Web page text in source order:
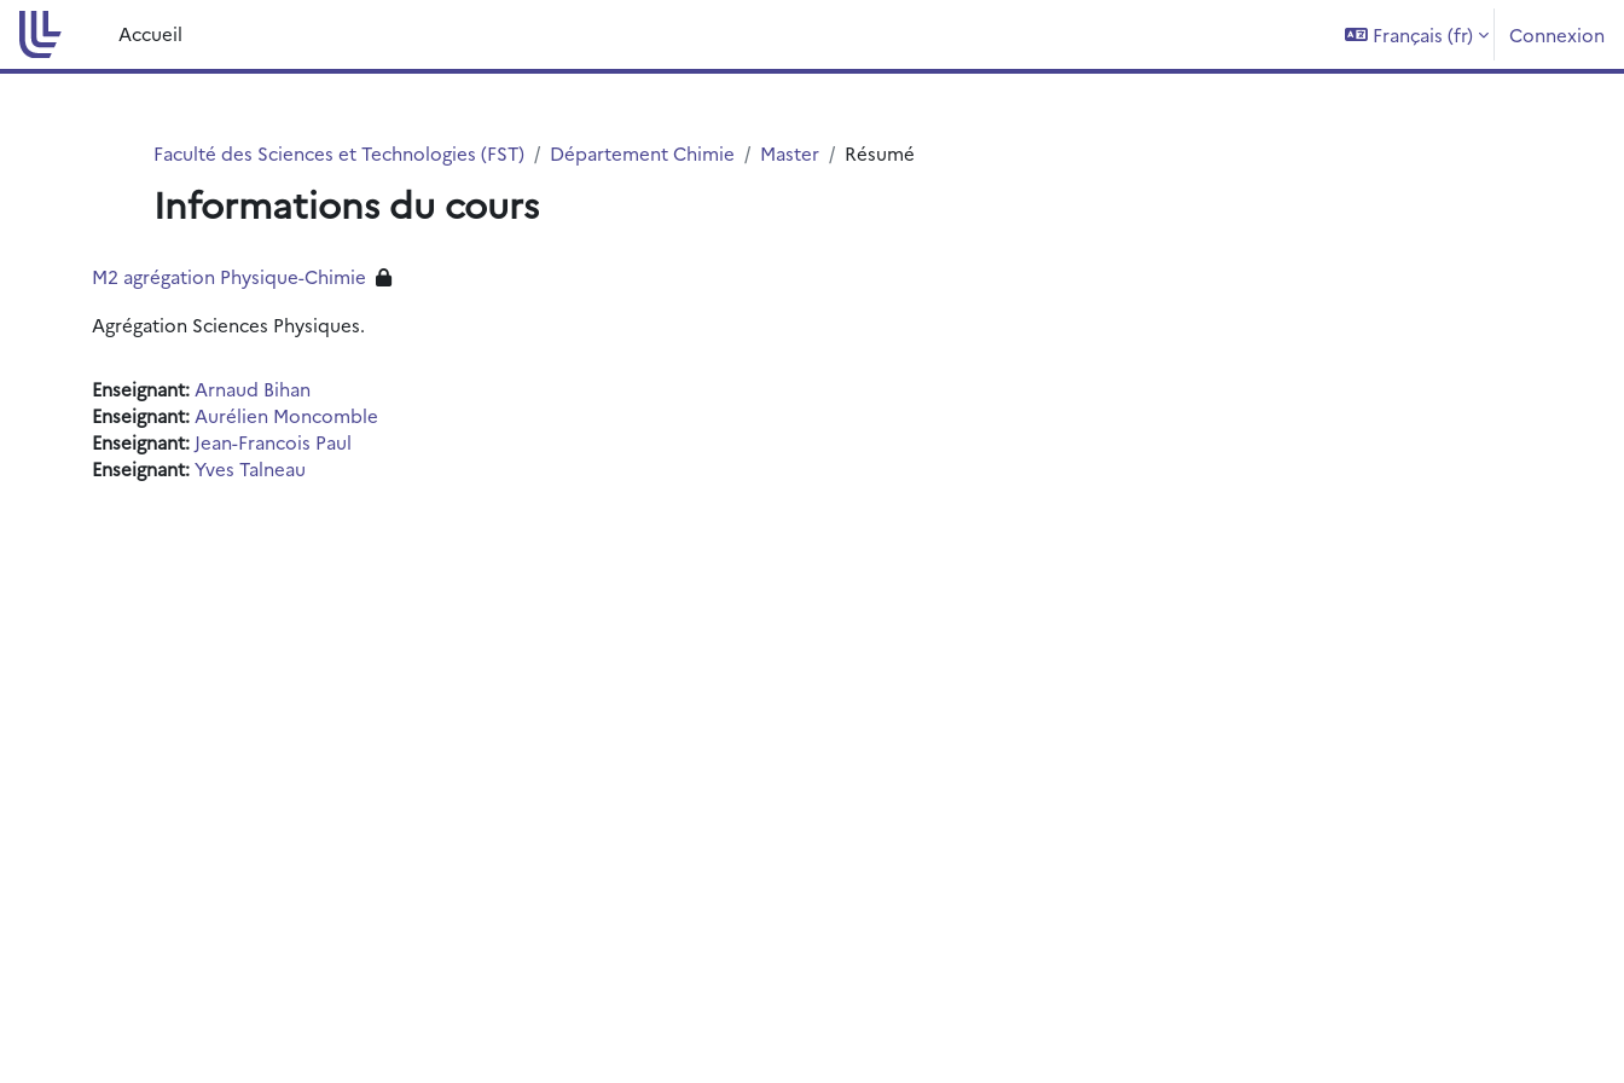
Passer au contenu principal
Accueil
Français ‎(fr)‎ Connexion
Faculté des Sciences et Technologies (FST) Département Chimie Master Résumé
Informations du cours
M2 agrégation Physique-Chimie
Agrégation Sciences Physiques.
Enseignant: Arnaud Bihan
Enseignant: Aurélien Moncomble
Enseignant: Jean-Francois Paul
Enseignant:Yves Talneau